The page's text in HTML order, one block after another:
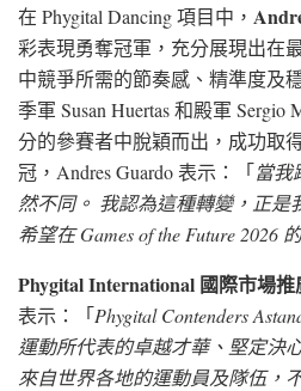
在 Phygital Dancing 項目中，
彩表現勇奪冠軍，充分展現出在
中競爭所需的節奏感、精準度及
季軍 Susan Huertas 和殿軍
分的參賽者中脫穎而出，成功取
冠，Andres Guardo 表示：「當我
然不同。 我認為這種轉變，正是
希望在 Games of the Future 2026
Phygital International 國際市場
表示：「Phygital Contenders
運動所代表的卓越才華、堅定決
來自世界各地的運動員及隊伍，